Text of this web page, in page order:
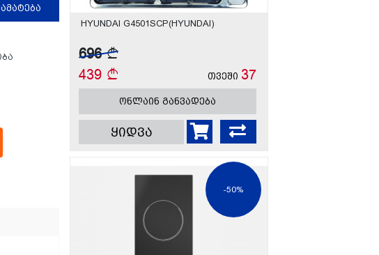
HYUNDAI G4501SCP(HYUNDAI)
696
439
თვეში 37
ონლაინ განვადება
ყიდვა
-50%